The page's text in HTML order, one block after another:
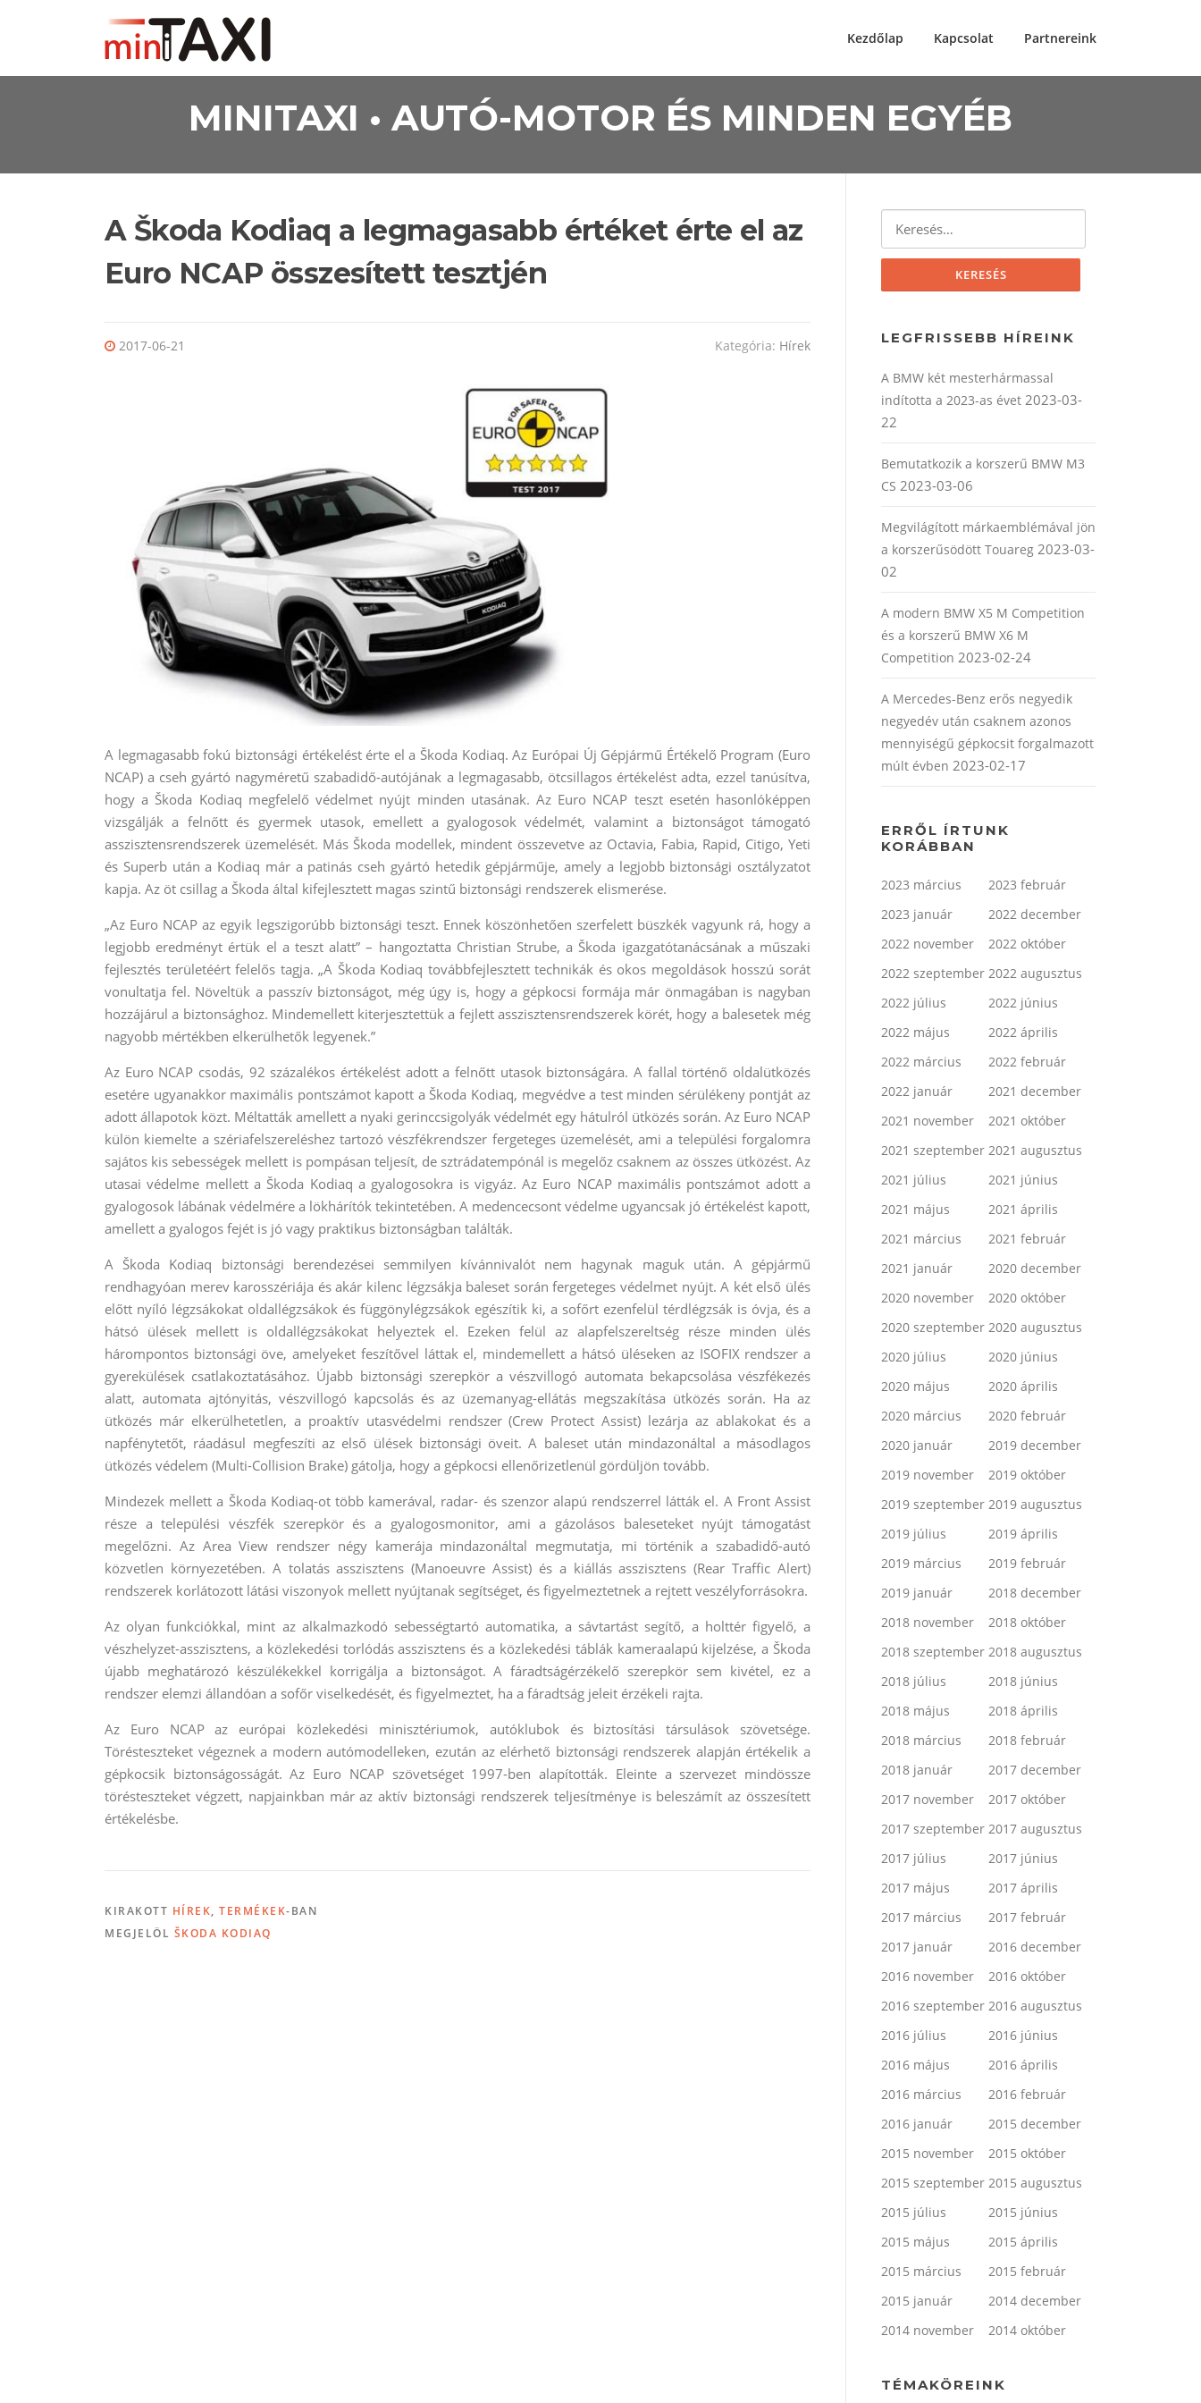
Kezdőlap Kapcsolat Partnereink
MINITAXI • AUTÓ-MOTOR ÉS MINDEN EGYÉB
A Škoda Kodiaq a legmagasabb értéket érte el az
Euro NCAP összesített tesztjén
2017-06-21 Kategória: Hírek
A legmagasabb fokú biztonsági értékelést érte el a Škoda Kodiaq. Az Európai Új Gépjármű Értékelő Program (Euro
NCAP) a cseh gyártó nagyméretű szabadidő-autójának a legmagasabb, ötcsillagos értékelést adta, ezzel tanúsítva,
hogy a Škoda Kodiaq megfelelő védelmet nyújt minden utasának. Az Euro NCAP teszt esetén hasonlóképpen
vizsgálják a felnőtt és gyermek utasok, emellett a gyalogosok védelmét, valamint a biztonságot támogató
asszisztensrendszerek üzemelését. Más Škoda modellek, mindent összevetve az Octavia, Fabia, Rapid, Citigo, Yeti
és Superb után a Kodiaq már a patinás cseh gyártó hetedik gépjárműje, amely a legjobb biztonsági osztályzatot
kapja. Az öt csillag a Škoda által kifejlesztett magas szintű biztonsági rendszerek elismerése.
„Az Euro NCAP az egyik legszigorúbb biztonsági teszt. Ennek köszönhetően szerfelett büszkék vagyunk rá, hogy a
legjobb eredményt értük el a teszt alatt” – hangoztatta Christian Strube, a Škoda igazgatótanácsának a műszaki
fejlesztés területéért felelős tagja. „A Škoda Kodiaq továbbfejlesztett technikák és okos megoldások hosszú sorát
vonultatja fel. Növeltük a passzív biztonságot, még úgy is, hogy a gépkocsi formája már önmagában is nagyban
hozzájárul a biztonsághoz. Mindemellett kiterjesztettük a fejlett asszisztensrendszerek körét, hogy a balesetek még
nagyobb mértékben elkerülhetők legyenek.”
Az Euro NCAP csodás, 92 százalékos értékelést adott a felnőtt utasok biztonságára. A fallal történő oldalütközés
esetére ugyanakkor maximális pontszámot kapott a Škoda Kodiaq, megvédve a test minden sérülékeny pontját az
adott állapotok közt. Méltatták amellett a nyaki gerinccsigolyák védelmét egy hátulról ütközés során. Az Euro NCAP
külön kiemelte a szériafelszereléshez tartozó vészfékrendszer fergeteges üzemelését, ami a települési forgalomra
sajátos kis sebességek mellett is pompásan teljesít, de sztrádatempónál is megelőz csaknem az összes ütközést. Az
utasai védelme mellett a Škoda Kodiaq a gyalogosokra is vigyáz. Az Euro NCAP maximális pontszámot adott a
gyalogosok lábának védelmére a lökhárítók tekintetében. A medencecsont védelme ugyancsak jó értékelést kapott,
amellett a gyalogos fejét is jó vagy praktikus biztonságban találták.
A Škoda Kodiaq biztonsági berendezései semmilyen kívánnivalót nem hagynak maguk után. A gépjármű
rendhagyóan merev karosszériája és akár kilenc légzsákja baleset során fergeteges védelmet nyújt. A két első ülés
előtt nyíló légzsákokat oldallégzsákok és függönylégzsákok egészítik ki, a sofőrt ezenfelül térdlégzsák is óvja, és a
hátsó ülések mellett is oldallégzsákokat helyeztek el. Ezeken felül az alapfelszereltség része minden ülés
hárompontos biztonsági öve, amelyeket feszítővel láttak el, mindemellett a hátsó üléseken az ISOFIX rendszer a
gyerekülések csatlakoztatásához. Újabb biztonsági szerepkör a vészvillogó automata bekapcsolása vészfékezés
alatt, automata ajtónyitás, vészvillogó kapcsolás és az üzemanyag-ellátás megszakítása ütközés során. Ha az
ütközés már elkerülhetetlen, a proaktív utasvédelmi rendszer (Crew Protect Assist) lezárja az ablakokat és a
napfénytetőt, ráadásul megfeszíti az első ülések biztonsági öveit. A baleset után mindazonáltal a másodlagos
ütközés védelem (Multi-Collision Brake) gátolja, hogy a gépkocsi ellenőrizetlenül gördüljön tovább.
Mindezek mellett a Škoda Kodiaq-ot több kamerával, radar- és szenzor alapú rendszerrel látták el. A Front Assist
része a települési vészfék szerepkör és a gyalogosmonitor, ami a gázolásos baleseteket nyújt támogatást
megelőzni. Az Area View rendszer négy kamerája mindazonáltal megmutatja, mi történik a szabadidő-autó
közvetlen környezetében. A tolatás asszisztens (Manoeuvre Assist) és a kiállás asszisztens (Rear Traffic Alert)
rendszerek korlátozott látási viszonyok mellett nyújtanak segítséget, és figyelmeztetnek a rejtett veszélyforrásokra.
Az olyan funkciókkal, mint az alkalmazkodó sebességtartó automatika, a sávtartást segítő, a holttér figyelő, a
vészhelyzet-asszisztens, a közlekedési torlódás asszisztens és a közlekedési táblák kameraalapú kijelzése, a Škoda
újabb meghatározó készülékekkel korrigálja a biztonságot. A fáradtságérzékelő szerepkör sem kivétel, ez a
rendszer elemzi állandóan a sofőr viselkedését, és figyelmeztet, ha a fáradtság jeleit érzékeli rajta.
Az Euro NCAP az európai közlekedési minisztériumok, autóklubok és biztosítási társulások szövetsége.
Törésteszteket végeznek a modern autómodelleken, ezután az elérhető biztonsági rendszerek alapján értékelik a
gépkocsik biztonságosságát. Az Euro NCAP szövetséget 1997-ben alapították. Eleinte a szervezet mindössze
törésteszteket végzett, napjainkban már az aktív biztonsági rendszerek teljesítménye is beleszámít az összesített
értékelésbe.
KIRAKOTT HÍREK, TERMÉKEK-BAN
MEGJELÖL ŠKODA KODIAQ
LEGFRISSEBB HÍREINK
A BMW két mesterhármassal
indította a 2023-as évet 2023-03-
22
Bemutatkozik a korszerű BMW M3
CS 2023-03-06
Megvilágított márkaemblémával jön
a korszerűsödött Touareg 2023-03-
02
A modern BMW X5 M Competition
és a korszerű BMW X6 M
Competition 2023-02-24
A Mercedes-Benz erős negyedik
negyedév után csaknem azonos
mennyiségű gépkocsit forgalmazott
múlt évben 2023-02-17
ERRŐL ÍRTUNK
KORÁBBAN
2023 március
2023 február
2023 január
2022 december
2022 november
2022 október
2022 szeptember 2022 augusztus
2022 július
2022 június
2022 május
2022 április
2022 március
2022 február
2022 január
2021 december
2021 november
2021 október
2021 szeptember 2021 augusztus
2021 július
2021 június
2021 május
2021 április
2021 március
2021 február
2021 január
2020 december
2020 november
2020 október
2020 szeptember 2020 augusztus
2020 július
2020 június
2020 május
2020 április
2020 március
2020 február
2020 január
2019 december
2019 november
2019 október
2019 szeptember 2019 augusztus
2019 július
2019 április
2019 március
2019 február
2019 január
2018 december
2018 november
2018 október
2018 szeptember 2018 augusztus
2018 július
2018 június
2018 május
2018 április
2018 március
2018 február
2018 január
2017 december
2017 november
2017 október
2017 szeptember 2017 augusztus
2017 július
2017 június
2017 május
2017 április
2017 március
2017 február
2017 január
2016 december
2016 november
2016 október
2016 szeptember 2016 augusztus
2016 július
2016 június
2016 május
2016 április
2016 március
2016 február
2016 január
2015 december
2015 november
2015 október
2015 szeptember 2015 augusztus
2015 július
2015 június
2015 május
2015 április
2015 március
2015 február
2015 január
2014 december
2014 november
2014 október
TÉMAKÖREINK